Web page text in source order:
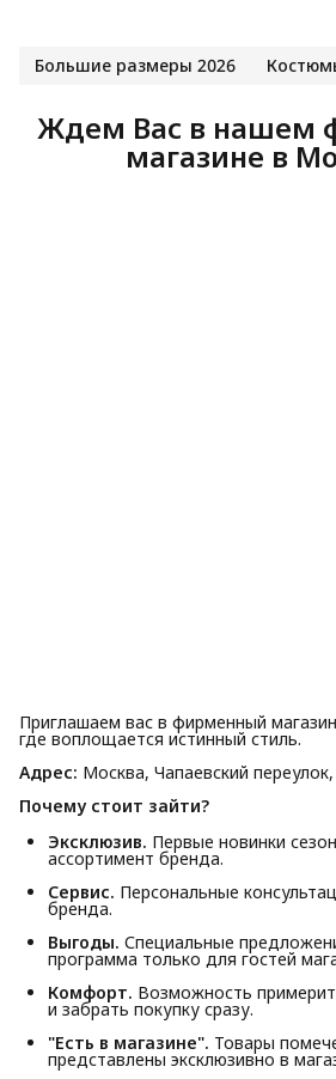
Большие размеры 2026
Ждем Вас в нашем
магазине в
Приглашаем вас в фирменный магазин
где воплощается истинный стиль.
Адрес: Москва, Чапаевский
Почему стоит зайти?
Эксклюзив. Первые новинки
ассортимент бренда.
Сервис. Персональные
бренда.
Выгоды. Специальные
программа только для гостей
Комфорт. Возможность
и забрать покупку сразу.
"Есть в магазине". Товары
представлены эксклюзивно в